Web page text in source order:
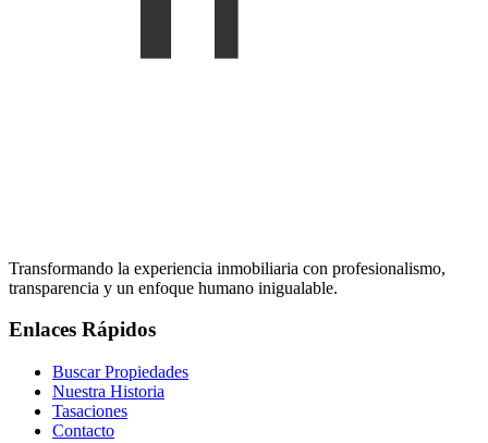
Transformando la experiencia inmobiliaria con profesionalismo,
transparencia y un enfoque humano inigualable.
Enlaces Rápidos
Buscar Propiedades
Nuestra Historia
Tasaciones
Contacto